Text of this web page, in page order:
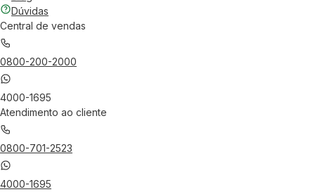
Dúvidas
Central de vendas
0800-200-2000
4000-1695
Atendimento ao cliente
0800-701-2523
4000-1695